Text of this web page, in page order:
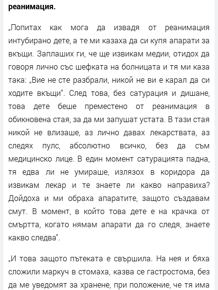
реанимация.
„Попитах как мога да извадя от реанимация
интубирано дете, а те ми казаха да си купя апарати за
вкъщи. Заплаших ги, че ще извикам медии, отидох да
говоря лично със шефката на болницата и тя ми каза
така: „Вие не сте разбрали, никой не ви е карал да си
ходите вкъщи“. След това, без сатурация и дишане,
това дете беше преместено от реанимация в
обикновена стая, за да ми запушат устата. В тази стая
никой не влизаше, аз лично давах лекарствата, аз
следях пулс, абсолютно всичко, без да съм
медицинско лице. В един момент сатурацията падна,
тя едва ли не умираше, излязох в коридора да
извикам лекар и те знаете ли какво направиха?
Дойдоха и ми обраха апаратите, защото създавам
смут. В момент, в който това дете е на крачка от
смъртта, когато нямам апарати да го следя, знаете
какво следва“.
„И това защото пътеката е свършила. На нея и бяха
сложили маркуч в стомаха, казва се гастростома, без
да ме уведомят за хранене, при положение, че тя има